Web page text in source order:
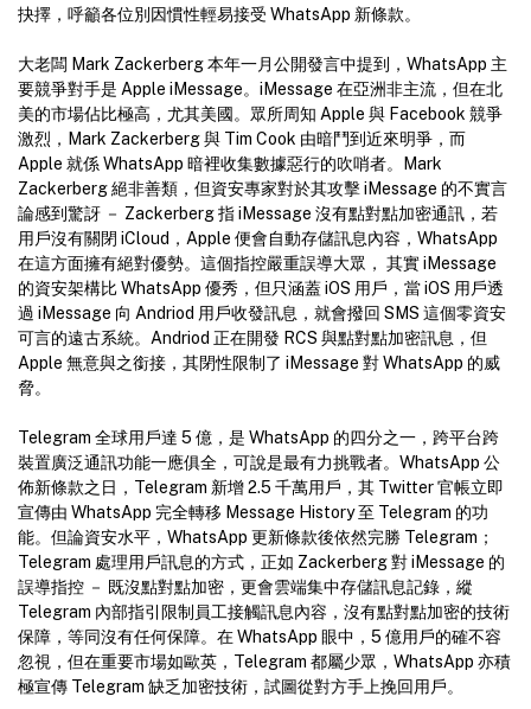
抉擇，呼籲各位別因慣性輕易接受 WhatsApp 新條款。
大老闆 Mark Zackerberg 本年一月公開發言中提到，WhatsApp 主
要競爭對手是 Apple iMessage。iMessage 在亞洲非主流，但在北
美的市場佔比極高，尤其美國。眾所周知 Apple 與 Facebook 競爭
激烈，Mark Zackerberg 與 Tim Cook 由暗鬥到近來明爭，而
Apple 就係 WhatsApp 暗裡收集數據惡行的吹哨者。Mark
Zackerberg 絕非善類，但資安專家對於其攻擊 iMessage 的不實言
論感到驚訝 － Zackerberg 指 iMessage 沒有點對點加密通訊，若
用戶沒有關閉 iCloud，Apple 便會自動存儲訊息內容，WhatsApp
在這方面擁有絕對優勢。這個指控嚴重誤導大眾， 其實 iMessage
的資安架構比 WhatsApp 優秀，但只涵蓋 iOS 用戶，當 iOS 用戶透
過 iMessage 向 Andriod 用戶收發訊息，就會撥回 SMS 這個零資安
可言的遠古系統。Andriod 正在開發 RCS 與點對點加密訊息，但
Apple 無意與之銜接，其閉性限制了 iMessage 對 WhatsApp 的威
脅。
Telegram 全球用戶達 5 億，是 WhatsApp 的四分之一，跨平台跨
裝置廣泛通訊功能一應俱全，可說是最有力挑戰者。WhatsApp 公
佈新條款之日，Telegram 新增 2.5 千萬用戶，其 Twitter 官帳立即
宣傳由 WhatsApp 完全轉移 Message History 至 Telegram 的功
能。但論資安水平，WhatsApp 更新條款後依然完勝 Telegram；
Telegram 處理用戶訊息的方式，正如 Zackerberg 對 iMessage 的
誤導指控 － 既沒點對點加密，更會雲端集中存儲訊息記錄，縱
Telegram 內部指引限制員工接觸訊息內容，沒有點對點加密的技術
保障，等同沒有任何保障。在 WhatsApp 眼中，5 億用戶的確不容
忽視，但在重要市場如歐英，Telegram 都屬少眾，WhatsApp 亦積
極宣傳 Telegram 缺乏加密技術，試圖從對方手上挽回用戶。